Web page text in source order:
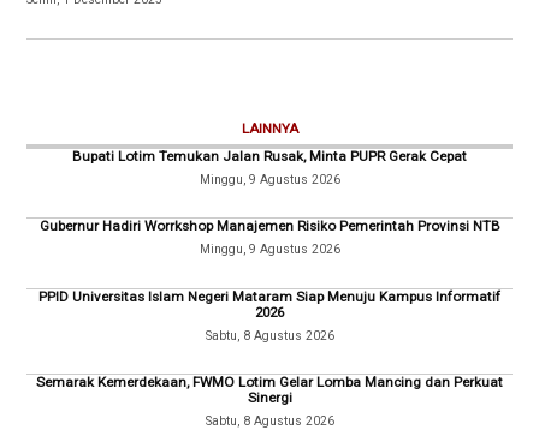
LAINNYA
Bupati Lotim Temukan Jalan Rusak, Minta PUPR Gerak Cepat
Minggu, 9 Agustus 2026
Gubernur Hadiri Worrkshop Manajemen Risiko Pemerintah Provinsi NTB
Minggu, 9 Agustus 2026
PPID Universitas Islam Negeri Mataram Siap Menuju Kampus Informatif
2026
Sabtu, 8 Agustus 2026
Semarak Kemerdekaan, FWMO Lotim Gelar Lomba Mancing dan Perkuat
Sinergi
Sabtu, 8 Agustus 2026